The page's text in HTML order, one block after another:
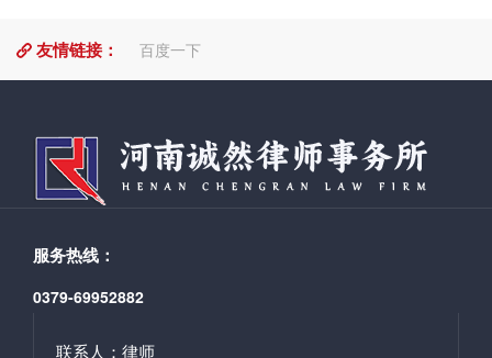
友情链接： 百度一下
服务热线：
0379-69952882
联系人：律师